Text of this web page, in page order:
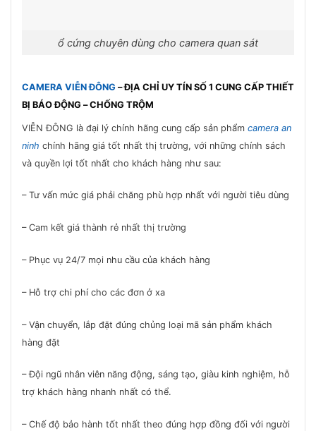
ổ cứng chuyên dùng cho camera quan sát
CAMERA VIỄN ĐÔNG – ĐỊA CHỈ UY TÍN SỐ 1 CUNG CẤP THIẾT
BỊ BÁO ĐỘNG – CHỐNG TRỘM
VIỄN ĐÔNG là đại lý chính hãng cung cấp sản phẩm camera an
ninh chính hãng giá tốt nhất thị trường, với những chính sách
và quyền lợi tốt nhất cho khách hàng như sau:
– Tư vấn mức giá phải chăng phù hợp nhất với người tiêu dùng
– Cam kết giá thành rẻ nhất thị trường
– Phục vụ 24/7 mọi nhu cầu của khách hàng
– Hỗ trợ chi phí cho các đơn ở xa
– Vận chuyển, lắp đặt đúng chủng loại mã sản phẩm khách
hàng đặt
– Đội ngũ nhân viên năng động, sáng tạo, giàu kinh nghiệm, hỗ
trợ khách hàng nhanh nhất có thể.
– Chế độ bảo hành tốt nhất theo đúng hợp đồng đối với người